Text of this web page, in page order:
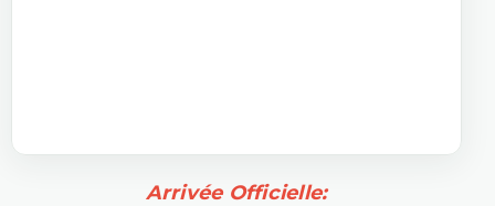
Arrivée Officielle: